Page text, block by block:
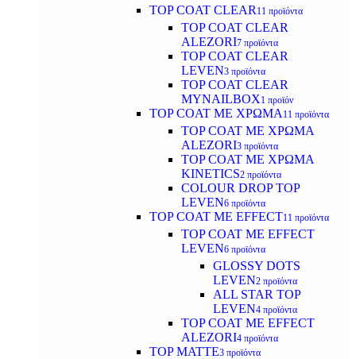
TOP COAT CLEAR 11 προϊόντα
TOP COAT CLEAR
ALEZORI7 προϊόντα
TOP COAT CLEAR
LEVEN3 προϊόντα
TOP COAT CLEAR
MYNAILBOX1 προϊόν
TOP COAT ΜΕ ΧΡΩΜΑ 11 προϊόντα
TOP COAT ΜΕ ΧΡΩΜΑ
ALEZORI3 προϊόντα
TOP COAT ΜΕ ΧΡΩΜΑ
KINETICS2 προϊόντα
COLOUR DROP TOP
LEVEN6 προϊόντα
TOP COAT ΜΕ EFFECT11 προϊόντα
TOP COAT ME EFFECT
LEVEN6 προϊόντα
GLOSSY DOTS
LEVEN2 προϊόντα
ALL STAR TOP
LEVEN4 προϊόντα
TOP COAT ME EFFECT
ALEZORI4 προϊόντα
TOP MATTE3 προϊόντα